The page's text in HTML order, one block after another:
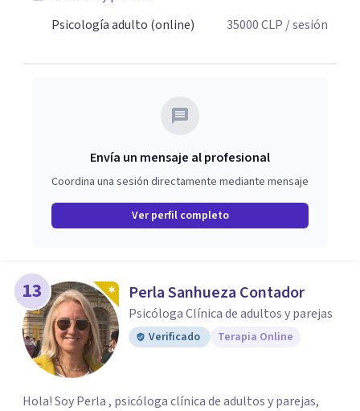
Psicología adulto (online)
35000CLP / sesión
Envía un mensaje al profesional
Coordina una sesión directamente mediante mensaje
Ver perfil completo
13 Perla Sanhueza Contador
Psicóloga Clínica de adultos y parejas
Verificado Terapia Online
Hola! Soy Perla , psicóloga clínica de adultos y parejas,